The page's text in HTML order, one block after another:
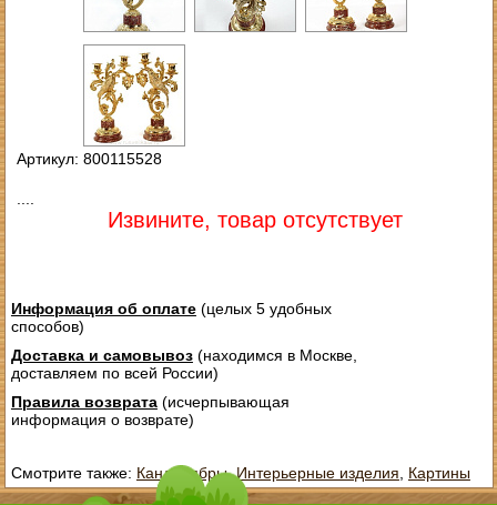
Артикул: 800115528
....
Извините, товар отсутствует
Информация об оплате(целых 5 удобных
способов)
Доставка и самовывоз(находимся в Москве,
доставляем по всей России)
Правила возврата(исчерпывающая
информация о возврате)
Смотрите также: Канделябры,Интерьерные изделия, Картины